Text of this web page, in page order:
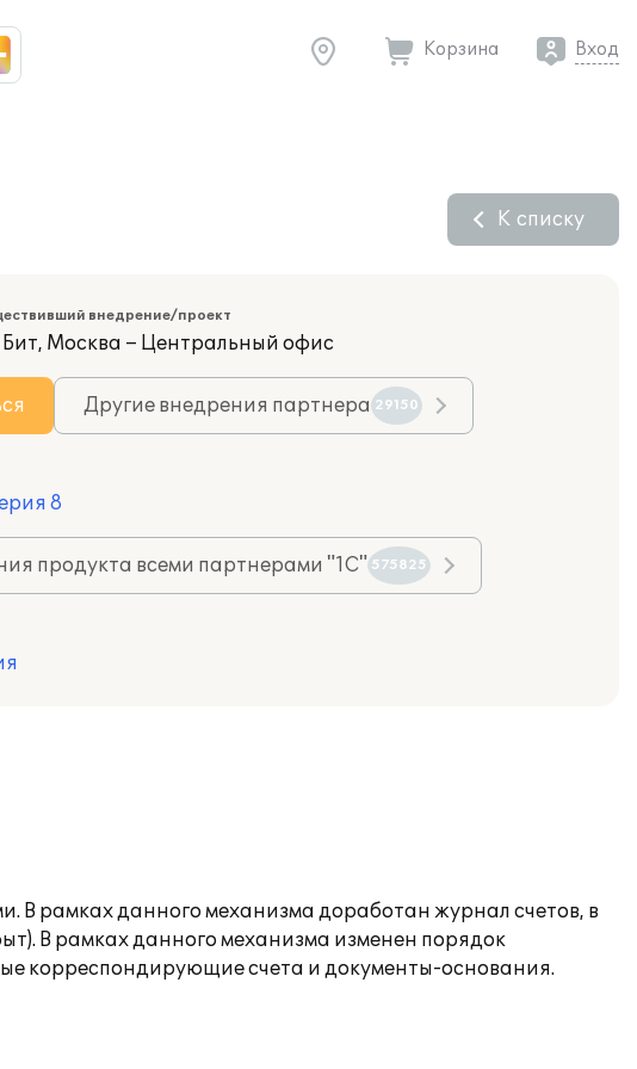
Корзина Вход
К списку
внедрение/проект
Москва – Центральный офис
Другие внедрения партнера 29150
8
продукта всеми партнерами "1С" 575825
В рамках данного механизма доработан журнал счетов, в
В рамках данного механизма изменен порядок
корреспондирующие счета и документы-основания.